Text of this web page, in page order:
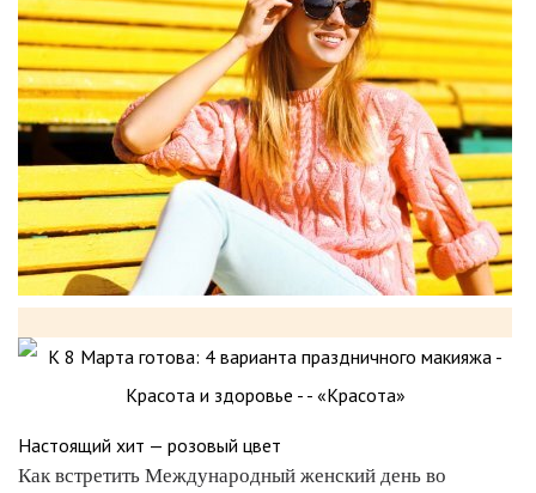
Настоящий хит — розовый цвет
Как встретить Международный женский день во